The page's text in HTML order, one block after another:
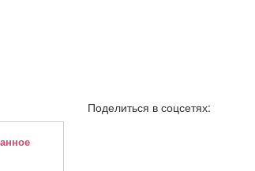
Поделиться в соцсетях: